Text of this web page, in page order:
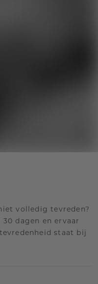
volledig tevreden?
dagen en ervaar
staat bij